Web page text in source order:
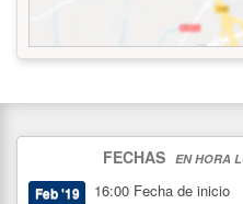
FECHAS EN HORA
Feb '19 16:00 Fecha de inicio